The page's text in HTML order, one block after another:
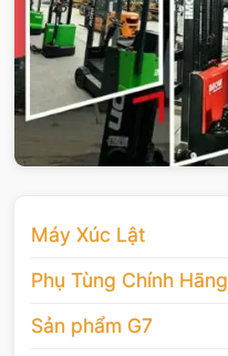
Máy Xúc Lật
Phụ Tùng Chính Hãng
Sản phẩm G7